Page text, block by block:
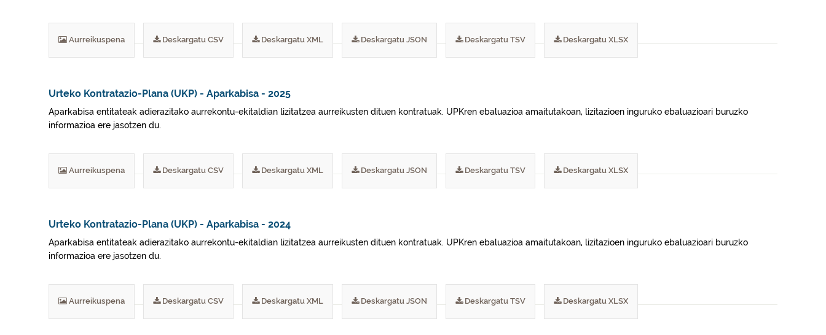
Aurreikuspena Deskargatu CSV Deskargatu XML Deskargatu JSON Deskargatu TSV Deskargatu XLSX
Urteko Kontratazio-Plana (UKP) - Aparkabisa - 2025
Aparkabisa entitateak adierazitako aurrekontu-ekitaldian lizitatzea aurreikusten dituen kontratuak. UPKren ebaluazioa amaitutakoan, lizitazioen inguruko ebaluazioari buruzko
informazioa ere jasotzen du.
Aurreikuspena Deskargatu CSV Deskargatu XML Deskargatu JSON Deskargatu TSV Deskargatu XLSX
Urteko Kontratazio-Plana (UKP) - Aparkabisa - 2024
Aparkabisa entitateak adierazitako aurrekontu-ekitaldian lizitatzea aurreikusten dituen kontratuak. UPKren ebaluazioa amaitutakoan, lizitazioen inguruko ebaluazioari buruzko
informazioa ere jasotzen du.
Aurreikuspena Deskargatu CSV Deskargatu XML Deskargatu JSON Deskargatu TSV Deskargatu XLSX